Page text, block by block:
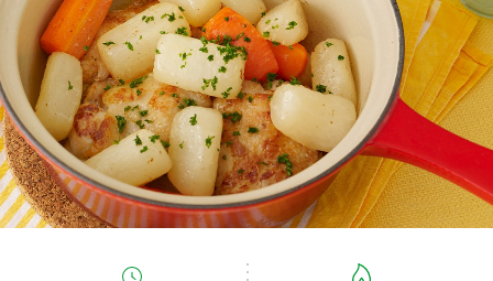
お酢ドリンク ぽん酢
みりん風・料理酒 鍋用調味料
つゆ たれ
ブランド・スペシャルサイト
ブランド・スペシャルサイト トップ
商品ブランドサイト
Fibee（ファイビー）
くらしプラ酢
カンタン酢
お酢ドリンク
企業情報
国内事業概要